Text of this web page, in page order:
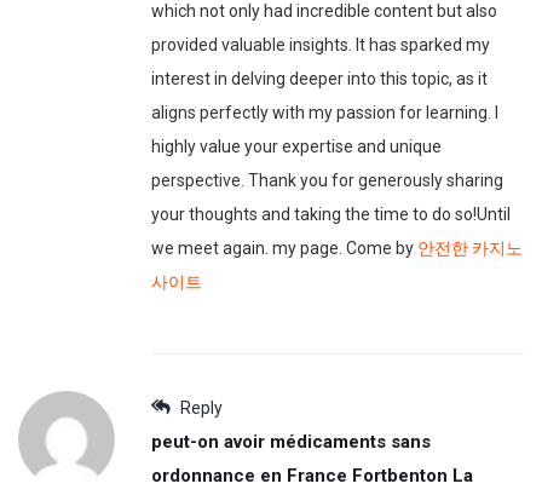
which not only had incredible content but also
provided valuable insights. It has sparked my
interest in delving deeper into this topic, as it
aligns perfectly with my passion for learning. I
highly value your expertise and unique
perspective. Thank you for generously sharing
your thoughts and taking the time to do so!Until
we meet again. my page. Come by 안전한 카지노
사이트
Reply
peut-on avoir médicaments sans
ordonnance en France Fortbenton La